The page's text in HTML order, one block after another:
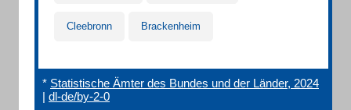
Cleebronn Brackenheim
* Statistische Ämter des Bundes und der Länder, 2024
| dl-de/by-2-0